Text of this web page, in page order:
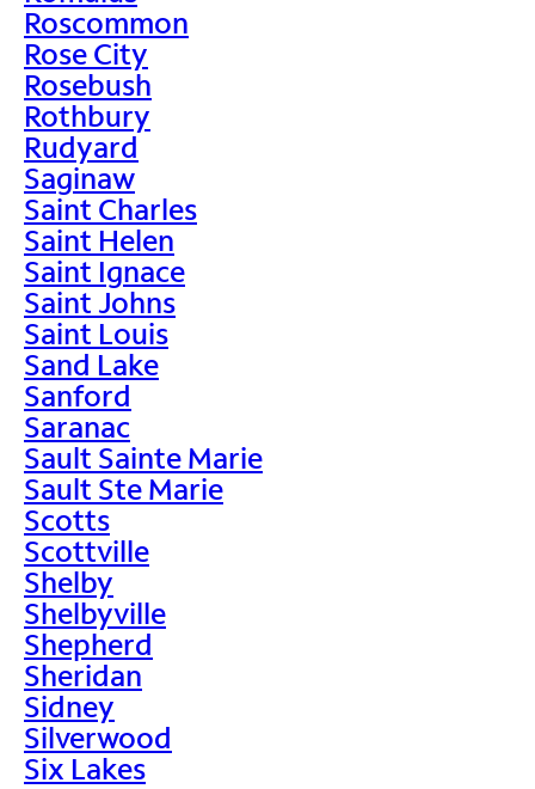
Roscommon
Rose City
Rosebush
Rothbury
Rudyard
Saginaw
Saint Charles
Saint Helen
Saint Ignace
Saint Johns
Saint Louis
Sand Lake
Sanford
Saranac
Sault Sainte Marie
Sault Ste Marie
Scotts
Scottville
Shelby
Shelbyville
Shepherd
Sheridan
Sidney
Silverwood
Six Lakes